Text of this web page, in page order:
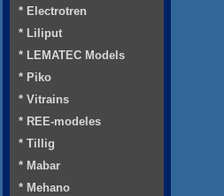
* Electrotren
* Liliput
* LEMATEC Models
* Piko
* Vitrains
* REE-modeles
* Tillig
* Mabar
* Mehano